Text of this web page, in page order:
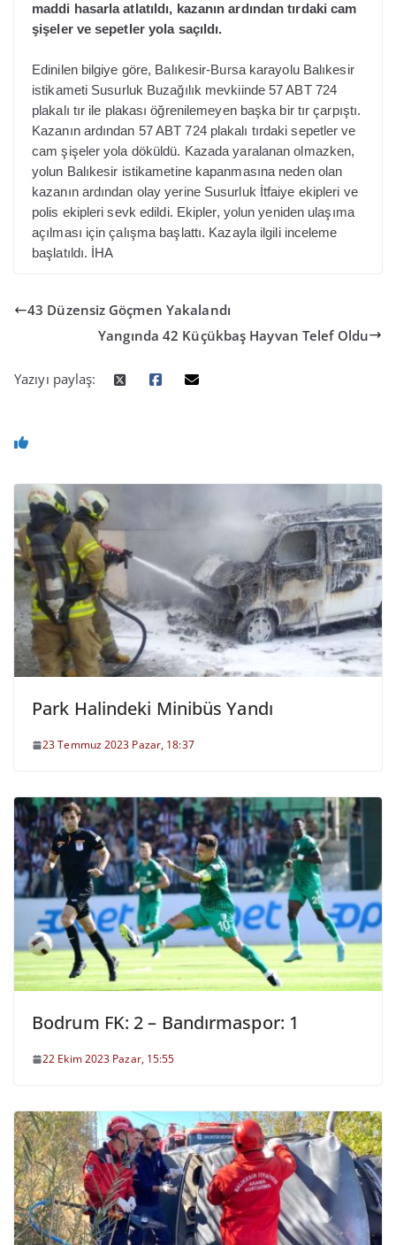
maddi hasarla atlatıldı, kazanın ardından tırdaki cam
şişeler ve sepetler yola saçıldı.
Edinilen bilgiye göre, Balıkesir-Bursa karayolu Balıkesir
istikameti Susurluk Buzağılık mevkiinde 57 ABT 724
plakalı tır ile plakası öğrenilemeyen başka bir tır çarpıştı.
Kazanın ardından 57 ABT 724 plakalı tırdaki sepetler ve
cam şişeler yola döküldü. Kazada yaralanan olmazken,
yolun Balıkesir istikametine kapanmasına neden olan
kazanın ardından olay yerine Susurluk İtfaiye ekipleri ve
polis ekipleri sevk edildi. Ekipler, yolun yeniden ulaşıma
açılması için çalışma başlattı. Kazayla ilgili inceleme
başlatıldı. İHA
43 Düzensiz Göçmen Yakalandı
Yangında 42 Küçükbaş Hayvan Telef Oldu
Yazıyı paylaş:
Park Halindeki Minibüs Yandı
23 Temmuz 2023 Pazar, 18:37
Bodrum FK: 2 – Bandırmaspor: 1
22 Ekim 2023 Pazar, 15:55